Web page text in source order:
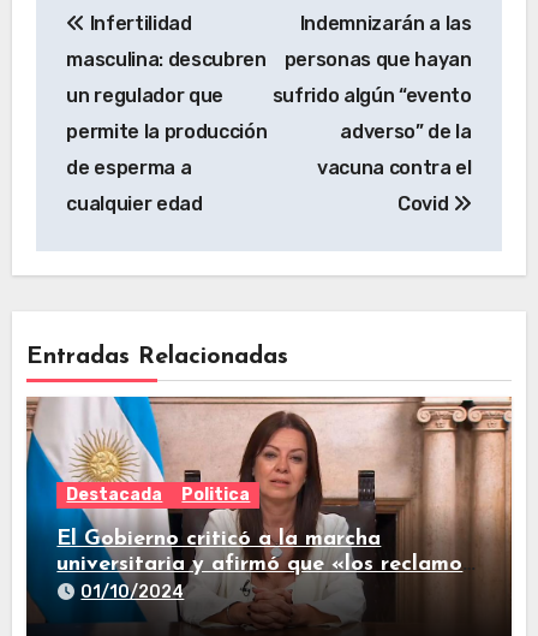
Infertilidad
masculina: descubren
un regulador que
permite la producción
de esperma a
cualquier edad
Indemnizarán a las
personas que hayan
sufrido algún “evento
adverso” de la
vacuna contra el
Covid
Entradas Relacionadas
Destacada Politica
El Gobierno criticó a la marcha
universitaria y afirmó que «los reclamos
están todos resueltos»
01/10/2024